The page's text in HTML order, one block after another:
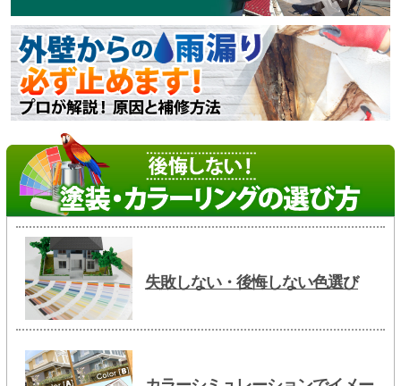
失敗しない・後悔しない色選び